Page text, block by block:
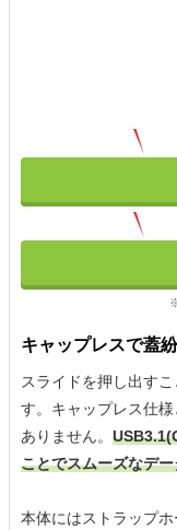
キャップレスで蓋
スライドを押し出す
す。キャップレス仕
ありません。
ことでスムーズなデ
本体にはストラップ